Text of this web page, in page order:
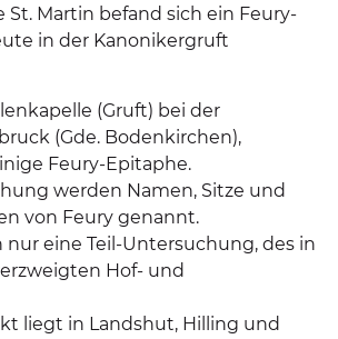
St. Martin befand sich ein Feury-
in der Kanonikergruft
(Gruft) bei der
(Gde. Bodenkirchen),
Feury-Epitaphe.
werden Namen, Sitze und
von Feury genannt.
nur eine Teil-Untersuchung, des in
Hof- und
liegt in Landshut, Hilling und